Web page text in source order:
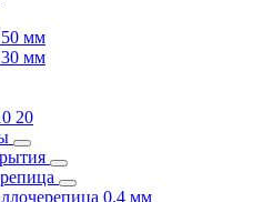
50 мм
30 мм
20
0.4 мм